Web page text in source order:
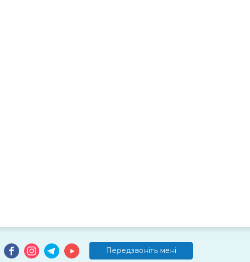
Передзвоніть мені